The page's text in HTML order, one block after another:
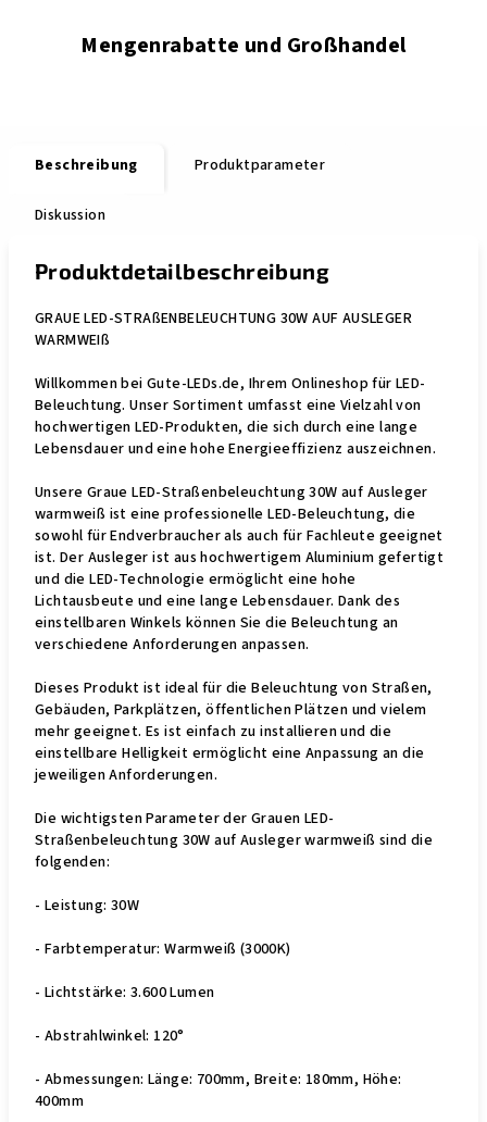
Mengenrabatte und Großhandel
Beschreibung Produktparameter
Diskussion
Produktdetailbeschreibung
GRAUE LED-STRAßENBELEUCHTUNG 30W AUF AUSLEGER
WARMWEIß
Willkommen bei Gute-LEDs.de, Ihrem Onlineshop für LED-
Beleuchtung. Unser Sortiment umfasst eine Vielzahl von
hochwertigen LED-Produkten, die sich durch eine lange
Lebensdauer und eine hohe Energieeffizienz auszeichnen.
Unsere Graue LED-Straßenbeleuchtung 30W auf Ausleger
warmweiß ist eine professionelle LED-Beleuchtung, die
sowohl für Endverbraucher als auch für Fachleute geeignet
ist. Der Ausleger ist aus hochwertigem Aluminium gefertigt
und die LED-Technologie ermöglicht eine hohe
Lichtausbeute und eine lange Lebensdauer. Dank des
einstellbaren Winkels können Sie die Beleuchtung an
verschiedene Anforderungen anpassen.
Dieses Produkt ist ideal für die Beleuchtung von Straßen,
Gebäuden, Parkplätzen, öffentlichen Plätzen und vielem
mehr geeignet. Es ist einfach zu installieren und die
einstellbare Helligkeit ermöglicht eine Anpassung an die
jeweiligen Anforderungen.
Die wichtigsten Parameter der Grauen LED-
Straßenbeleuchtung 30W auf Ausleger warmweiß sind die
folgenden:
- Leistung: 30W
- Farbtemperatur: Warmweiß (3000K)
- Lichtstärke: 3.600 Lumen
- Abstrahlwinkel: 120°
- Abmessungen: Länge: 700mm, Breite: 180mm, Höhe:
400mm